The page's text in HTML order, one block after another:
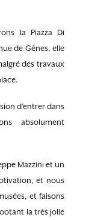
la Piazza Di
de Gênes, elle
des travaux
d’entrer dans
absolument
Mazzini et un
et nous
et faisons
la très jolie